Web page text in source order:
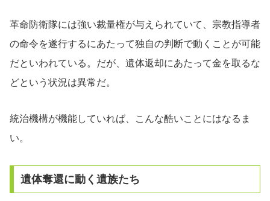
革命防衛隊には強い裁量権が与えられていて、宗教指導者
の命令を遂行するにあたって独自の判断で動くことが可能
だといわれている。だが、遺体返却にあたって金を取るな
どという状況は異常だ。
統治機構が機能していれば、こんな酷いことにはなるま
い。
遺体奪還に動く遺族たち